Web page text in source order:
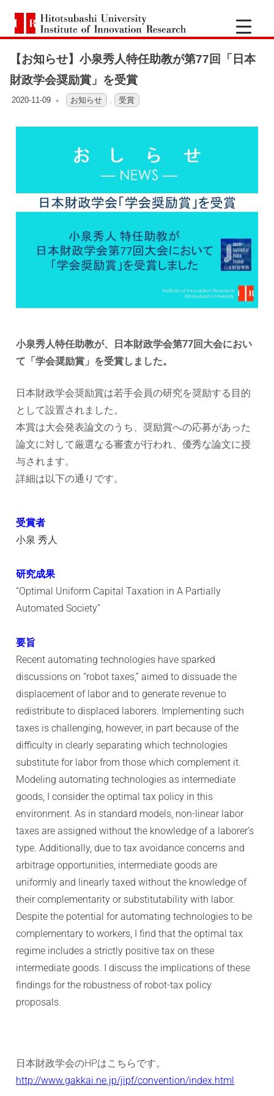
橋
ノ
ベ
シ
ン
研
セ
ン
Hitotsubashi
Institute
of
Research
【お知らせ】小泉秀人特任助教が第77回「日本
財政学会奨励賞」を受賞
2020-11-09 OFO3_TESTIIR
お知らせ 受賞
小泉秀人特任助教が、日本財政学会第77回大会におい
て「学会奨励賞」を受賞しました。
日本財政学会奨励賞は若手会員の研究を奨励する目的
として設置されました。
本賞は大会発表論文のうち、奨励賞への応募があった
論文に対して厳選なる審査が行われ、優秀な論文に授
与されます。
詳細は以下の通りです。
受賞者
小泉 秀人
研究成果
“Optimal Uniform Capital Taxation in A Partially
Automated Society”
要旨
Recent automating technologies have sparked
discussions on “robot taxes,” aimed to dissuade the
displacement of labor and to generate revenue to
redistribute to displaced laborers. Implementing such
taxes is challenging, however, in part because of the
difficulty in clearly separating which technologies
substitute for labor from those which complement it.
Modeling automating technologies as intermediate
goods, I consider the optimal tax policy in this
environment. As in standard models, non-linear labor
taxes are assigned without the knowledge of a laborer’s
type. Additionally, due to tax avoidance concerns and
arbitrage opportunities, intermediate goods are
uniformly and linearly taxed without the knowledge of
their complementarity or substitutability with labor.
Despite the potential for automating technologies to be
complementary to workers, I find that the optimal tax
regime includes a strictly positive tax on these
intermediate goods. I discuss the implications of these
findings for the robustness of robot-tax policy
proposals.
日本財政学会のHPはこちらです。
http://www.gakkai.ne.jp/jipf/convention/index.html